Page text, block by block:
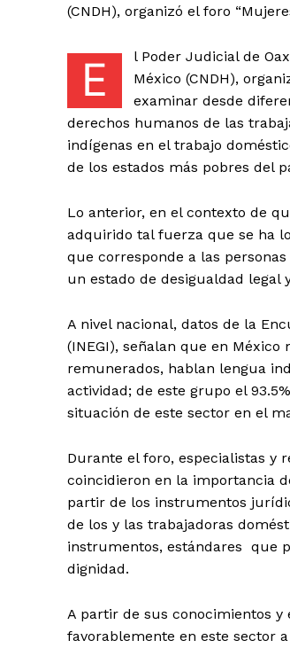
(CNDH), organizó el foro
E
l Poder Judicial de
México (CNDH),
examinar desde
derechos humanos de las
indígenas en el trabajo
de los estados más pobres del
Lo anterior, en el contexto de
adquirido tal fuerza que se ha
que corresponde a las
un estado de desigualdad legal
A nivel nacional, datos de la
(INEGI), señalan que en
remunerados, hablan lengua
actividad; de este grupo el
situación de este sector en el
Durante el foro, especialistas y
coincidieron en la importancia
partir de los instrumentos
de los y las trabajadoras
instrumentos, estándares que
dignidad.
A partir de sus conocimientos
favorablemente en este sector